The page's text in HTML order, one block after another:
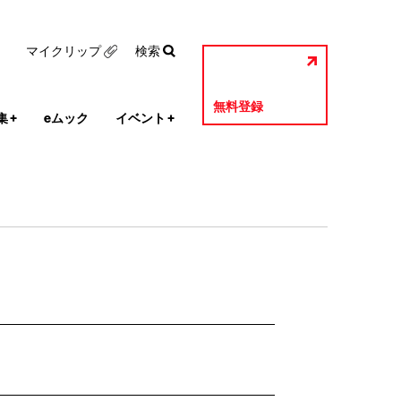
+ eムック イベント +
無料登録
マイクリップ 検索